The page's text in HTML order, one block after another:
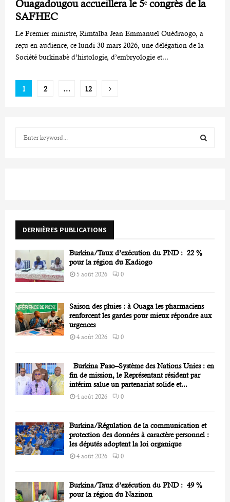
Ouagadougou accueillera le 5ᵉ congrès de la
SAFHEC
Le Premier ministre, Rimtalba Jean Emmanuel Ouédraogo, a
reçu en audience, ce lundi 30 mars 2026, une délégation de la
Société burkinabè d’histologie, d’embryologie et...
Pagination
1 2 … 12
r
DERNIÈRES PUBLICATIONS
Burkina/Taux d’exécution du PND : 22 %
pour la région du Kadiogo
5 août 2026 0
Saison des pluies : à Ouaga les pharmaciens
renforcent les gardes pour mieux répondre aux
urgences
4 août 2026 0
Burkina Faso–Système des Nations Unies : en
fin de mission, le Représentant résident par
intérim salue un partenariat solide et...
4 août 2026 0
Burkina/Régulation de la communication et
protection des données à caractère personnel :
les députés adoptent la loi organique
4 août 2026 0
Burkina/Taux d’exécution du PND : 49 %
pour la région du Nazinon